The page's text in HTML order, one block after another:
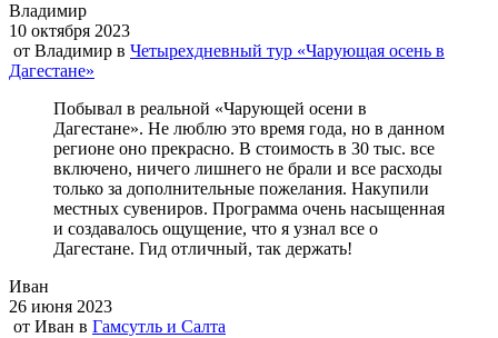
Владимир
10 октября 2023
от Владимир в Четырехдневный тур «Чарующая осень в
Дагестане»
Побывал в реальной «Чарующей осени в
Дагестане». Не люблю это время года, но в данном
регионе оно прекрасно. В стоимость в 30 тыс. все
включено, ничего лишнего не брали и все расходы
только за дополнительные пожелания. Накупили
местных сувениров. Программа очень насыщенная
и создавалось ощущение, что я узнал все о
Дагестане. Гид отличный, так держать!
Иван
26 июня 2023
от Иван в Гамсутль и Салта